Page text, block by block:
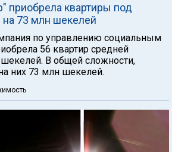
приобрела квартиры под
73 млн шекелей
по управлению социальным
56 квартир средней
В общей сложности,
них 73 млн шекелей.